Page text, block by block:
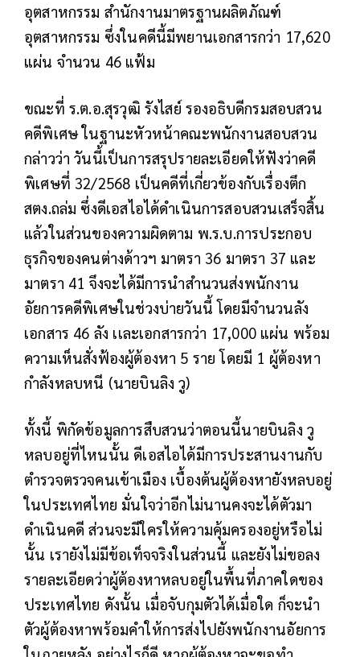
อุตสาหกรรม สำนักงานมาตรฐานผลิตภัณฑ์
อุตสาหกรรม ซึ่งในคดีนี้มีพยานเอกสารกว่า 17,620
แผ่น จำนวน 46 แฟ้ม
ขณะที่ ร.ต.อ.สุรวุฒิ รังไสย์ รองอธิบดีกรมสอบสวน
คดีพิเศษ ในฐานะหัวหน้าคณะพนักงานสอบสวน
กล่าวว่า วันนี้เป็นการสรุปรายละเอียดให้ฟังว่าคดี
พิเศษที่ 32/2568 เป็นคดีที่เกี่ยวข้องกับเรื่องตึก
สตง.ถล่ม ซึ่งดีเอสไอได้ดำเนินการสอบสวนเสร็จสิ้น
แล้วในส่วนของความผิดตาม พ.ร.บ.การประกอบ
ธุรกิจของคนต่างด้าวฯ มาตรา 36 มาตรา 37 และ
มาตรา 41 จึงจะได้มีการนำสำนวนส่งพนักงาน
อัยการคดีพิเศษในช่วงบ่ายวันนี้ โดยมีจำนวนลัง
เอกสาร 46 ลัง เเละเอกสารกว่า 17,000 แผ่น พร้อม
ความเห็นสั่งฟ้องผู้ต้องหา 5 ราย โดยมี 1 ผู้ต้องหา
กำลังหลบหนี (นายบินลิง วู)
ทั้งนี้ พิกัดข้อมูลการสืบสวนว่าตอนนี้นายบินลิง วู
หลบอยู่ที่ไหนนั้น ดีเอสไอได้มีการประสานงานกับ
ตำรวจตรวจคนเข้าเมือง เบื้องต้นผู้ต้องหายังหลบอยู่
ในประเทศไทย มั่นใจว่าอีกไม่นานคงจะได้ตัวมา
ดำเนินคดี ส่วนจะมีใครให้ความคุ้มครองอยู่หรือไม่
นั้น เรายังไม่มีข้อเท็จจริงในส่วนนี้ และยังไม่ขอลง
รายละเอียดว่าผู้ต้องหาหลบอยู่ในพื้นที่ภาคใดของ
ประเทศไทย ดังนั้น เมื่อจับกุมตัวได้เมื่อใด ก็จะนำ
ตัวผู้ต้องหาพร้อมคำให้การส่งไปยังพนักงานอัยการ